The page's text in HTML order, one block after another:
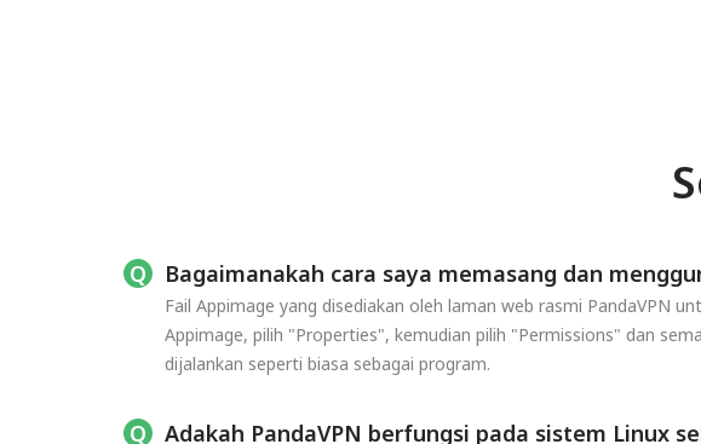
Bagaimanakah cara saya memasang dan
Fail Appimage yang disediakan oleh laman web rasmi PandaVPN
Appimage, pilih "Properties", kemudian pilih "Permissions" dan
dijalankan seperti biasa sebagai program.
Adakah PandaVPN berfungsi pada sistem Linux